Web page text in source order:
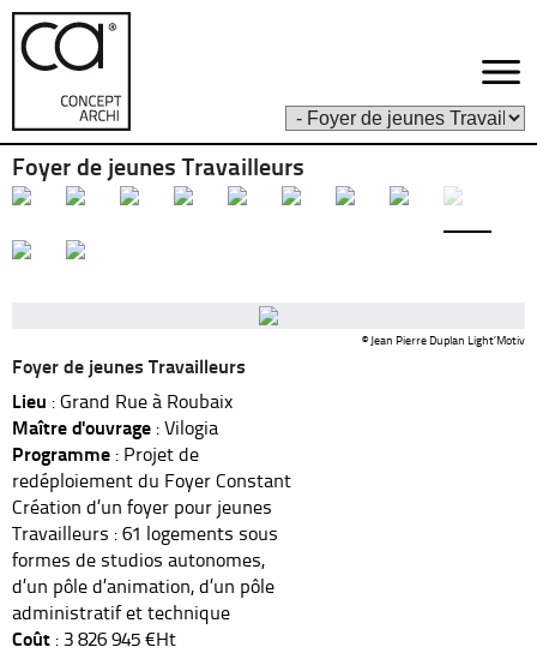
Foyer de jeunes Travailleurs
© Jean Pierre Duplan Light’Motiv
Foyer de jeunes Travailleurs
Lieu : Grand Rue à Roubaix
Maître d'ouvrage : Vilogia
Programme : Projet de
redéploiement du Foyer Constant
Création d’un foyer pour jeunes
Travailleurs : 61 logements sous
formes de studios autonomes,
d’un pôle d’animation, d’un pôle
administratif et technique
Coût : 3 826 945 €Ht